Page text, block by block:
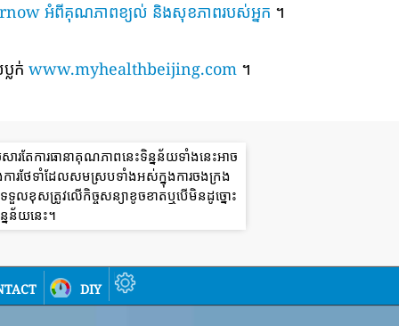
អំពីគុណភាពខ្យល់ និងសុខភាពរបស់អ្នក ។
លក់ www.myhealthbeijing.com ។
ែការធានាគុណភាពនេះទិន្នន័យទាំងនេះអាច
រថែទាំដែលសមស្របទាំងអស់ក្នុងការចងក្រង
លខុសត្រូវលើកិច្ចសន្យាខូចខាតឬបើមិនដូច្នោះ
ន័យនេះ។
diy